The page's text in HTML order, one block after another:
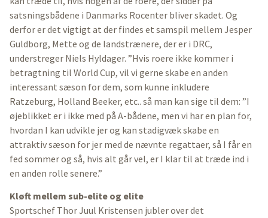
satsningsbådene i Danmarks Rocenter bliver skadet. Og
derfor er det vigtigt at der findes et samspil mellem Jesper
Guldborg, Mette og de landstrænere, der er i DRC,
understreger Niels Hyldager. ”Hvis roere ikke kommer i
betragtning til World Cup, vil vi gerne skabe en anden
interessant sæson for dem, som kunne inkludere
Ratzeburg, Holland Beeker, etc.. så man kan sige til dem: ”I
øjeblikket er i ikke med på A-bådene, men vi har en plan for,
hvordan I kan udvikle jer og kan stadigvæk skabe en
attraktiv sæson for jer med de nævnte regattaer, så I får en
fed sommer og så, hvis alt går vel, er I klar til at træde ind i
en anden rolle senere.”
Kløft mellem sub-elite og elite
Sportschef Thor Juul Kristensen jubler over det